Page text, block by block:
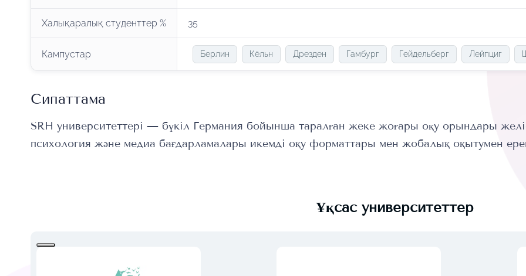
Халықаралық студенттер % 35
Кампустар Берлин Кёльн Дрезден Гамбург Гейдельберг Лейпциг
Сипаттама
SRH университеттері — бүкіл Германия бойынша таралған жеке жоғары оқу орындары
психология және медиа бағдарламалары икемді оқу форматтары мен жобалық оқытумен
Ұқсас университеттер